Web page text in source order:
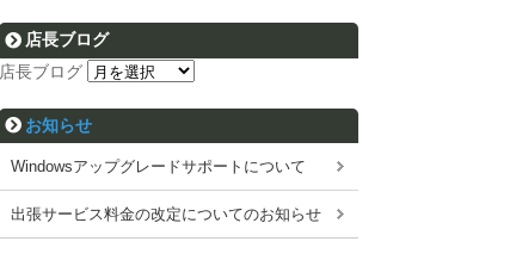
店長ブログ
店長ブログ
お知らせ
Windowsアップグレードサポートについて
出張サービス料金の改定についてのお知らせ